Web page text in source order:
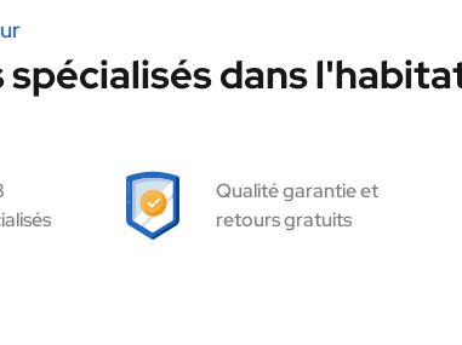
spécialisés dans
Qualité garantie et
retours gratuits